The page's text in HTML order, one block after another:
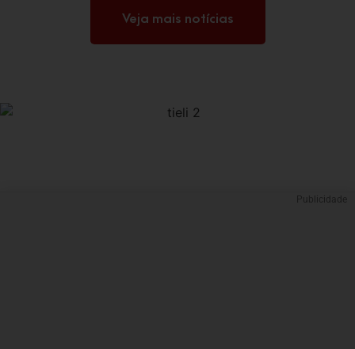
Veja mais notícias
Publicidade